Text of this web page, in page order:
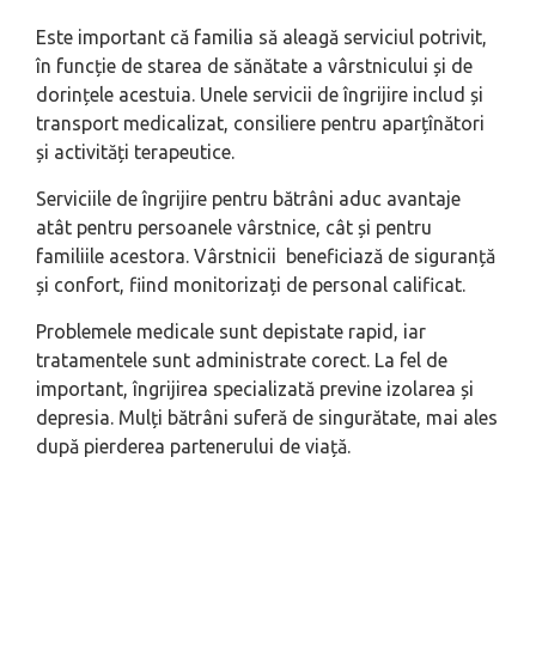
Este important că familia să aleagă serviciul potrivit,
în funcție de starea de sănătate a vârstnicului și de
dorințele acestuia. Unele servicii de îngrijire includ și
transport medicalizat, consiliere pentru aparțînători
și activități terapeutice.
Serviciile de îngrijire pentru bătrâni aduc avantaje
atât pentru persoanele vârstnice, cât și pentru
familiile acestora. Vârstnicii beneficiază de siguranță
și confort, fiind monitorizați de personal calificat.
Problemele medicale sunt depistate rapid, iar
tratamentele sunt administrate corect. La fel de
important, îngrijirea specializată previne izolarea și
depresia. Mulți bătrâni suferă de singurătate, mai ales
după pierderea partenerului de viață.